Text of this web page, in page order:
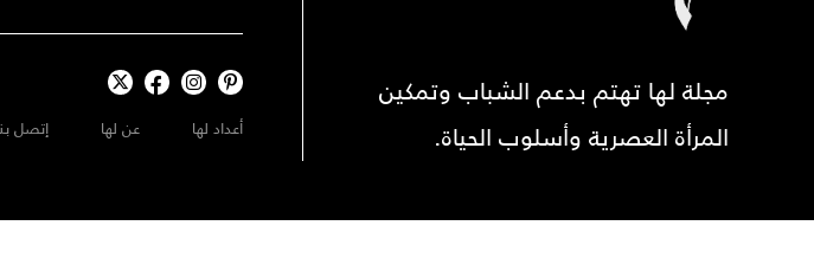
مجلة لها تهتم بدعم الشباب وتمكين
المرأة العصرية وأسلوب الحياة.
أعداد لها عن لها إتصل